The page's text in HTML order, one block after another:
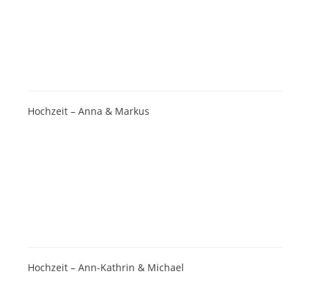
Hochzeit – Anna & Markus
Hochzeit – Ann-Kathrin & Michael